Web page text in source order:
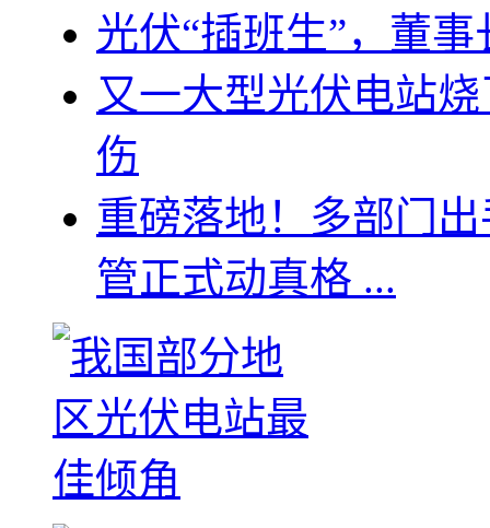
光伏“插班生”，董
又一大型光伏电站
伤
重磅落地！多部门
管正式动真格 ...